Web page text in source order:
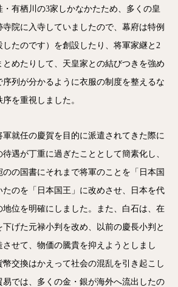
有栖川の3家しかなかたため、多くの皇
院に入寺していましたので、幕府は特例
したのです）を創設したり、将軍家継と2
めたりして、天皇家との結びつきを強め
序列が分かるように衣服の制度を整えるな
を重視しました。
就任の慶賀を目的に派遣されてきた際に
遇が丁重に過ぎたこととして簡素化し、
の国書にそれまで将軍のことを「日本国
たのを「日本国王」に改めさせ、日本を代
位を明確にしました。また、白石は、在
げた元禄小判を改め、以前の慶長小判と
させて、物価の騰貴を抑えようとしまし
交換はかえって社会の混乱を引き起こし
易では、多くの金・銀が海外へ流出したの